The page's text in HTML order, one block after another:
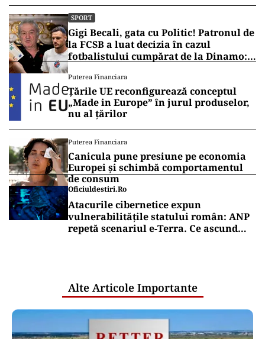
SPORT
Gigi Becali, gata cu Politic! Patronul de
la FCSB a luat decizia în cazul
fotbalistului cumpărat de la Dinamo:
Puterea Financiara
Țările UE reconfigurează conceptul
„Made in Europe” în jurul produselor,
nu al țărilor
Puterea Financiara
Canicula pune presiune pe economia
Europei și schimbă comportamentul
de consum
Oficiuldestiri.ro
Atacurile cibernetice expun
vulnerabilitățile statului român: ANP
repetă scenariul e‑Terra. Ce ascund
Alte Articole Importante